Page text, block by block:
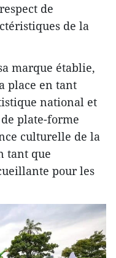
de
de la
marque établie,
place en tant
national et
plate-forme
culturelle de la
tant que
pour les